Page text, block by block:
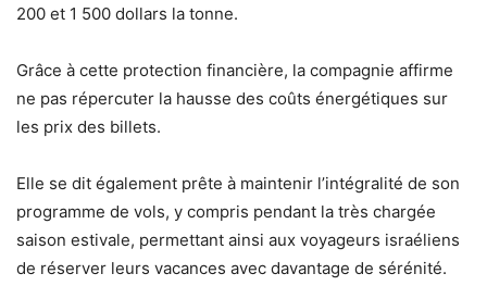
200 et 1 500 dollars la tonne.
Grâce à cette protection financière, la compagnie affirme
ne pas répercuter la hausse des coûts énergétiques sur
les prix des billets.
Elle se dit également prête à maintenir l’intégralité de son
programme de vols, y compris pendant la très chargée
saison estivale, permettant ainsi aux voyageurs israéliens
de réserver leurs vacances avec davantage de sérénité.